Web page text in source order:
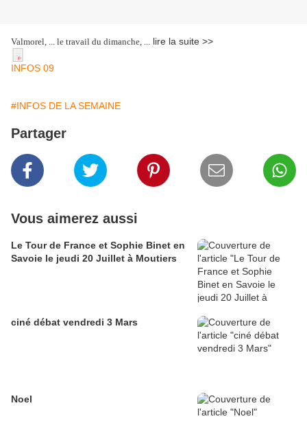
Valmorel, ... le travail du dimanche, ... lire la suite >>
INFOS 09
#INFOS DE LA SEMAINE
Partager
Vous aimerez aussi
Le Tour de France et Sophie Binet en
Savoie le jeudi 20 Juillet à Moutiers
ciné débat vendredi 3 Mars
Noel